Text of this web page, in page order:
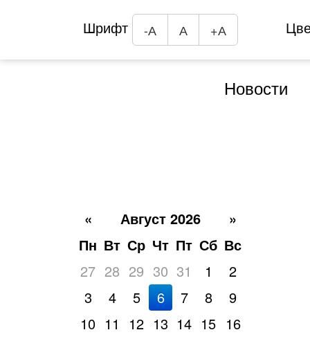
Шрифт -А А +А
Новости
« Август 2026
»
Пн Вт Ср Чт Пт Сб Вс
27 28 29 30 31 1
2
3
4 5 6 7 8
9
10 11 12 13 14 15 16